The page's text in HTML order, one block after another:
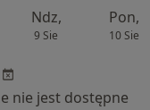
Ndz,
9 Sie
Pon,
10 Sie
nie jest dostępne